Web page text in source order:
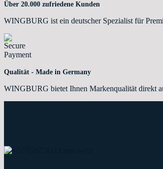
Über 20.000 zufriedene Kunden
WINGBURG ist ein deutscher Spezialist für
Qualität - Made in Germany
WINGBURG bietet Ihnen Markenqualität direkt